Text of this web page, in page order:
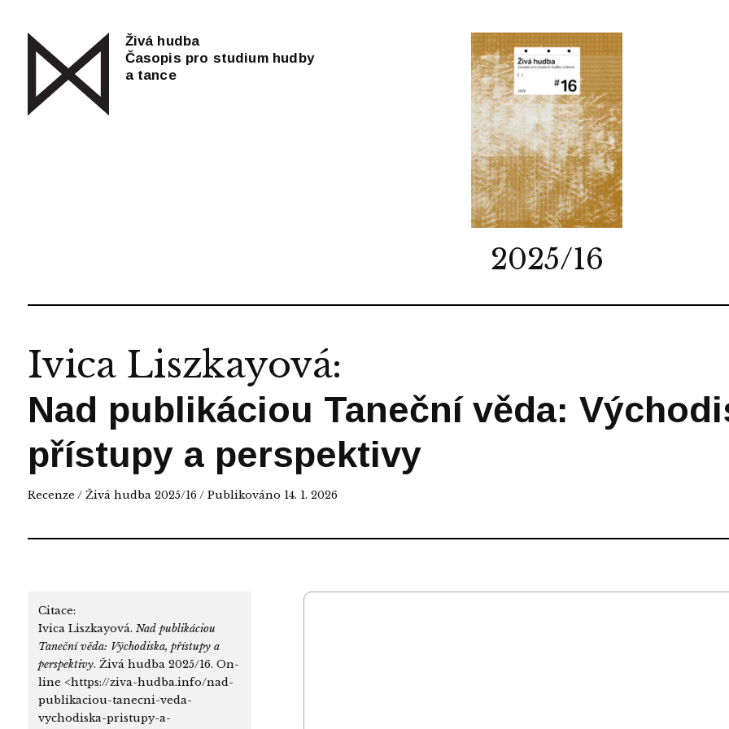
Živá hudba
Časopis pro studium hudby
a tance
2025/16
Ivica Liszkayová:
Nad publikáciou Taneční věda:
přístupy a perspektivy
Recenze / Živá hudba 2025/16/ Publikováno 14. 1. 2026
Citace:
Ivica Liszkayová. Nad publikáciou
Taneční věda: Východiska, přístupy a
perspektivy. Živá hudba 2025/16. On-
line <https://ziva-hudba.info/nad-
publikaciou-tanecni-veda-
vychodiska-pristupy-a-